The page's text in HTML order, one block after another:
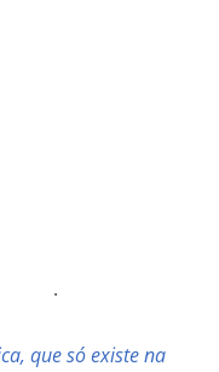
.
que só existe na